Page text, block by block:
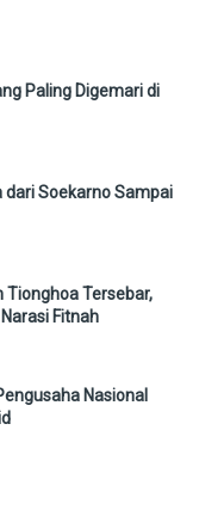
Paling Digemari di
dari Soekarno Sampai
Tionghoa Tersebar,
Fitnah
Nasional